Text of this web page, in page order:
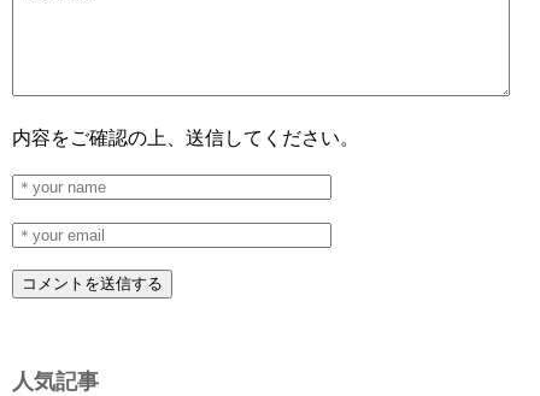
内容をご確認の上、送信してください。
人気記事